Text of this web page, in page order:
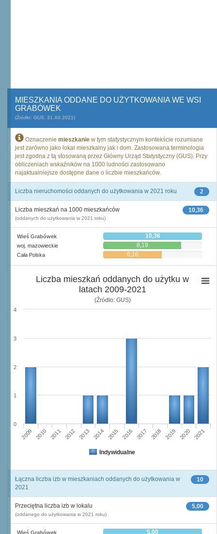
MIESZKANIA ODDANE DO UŻYTKOWANIA WE WSI
GRABÓWEK
(Źródło: GUS, 31.XII.2021)
Oznaczenie mieszkanie w tym statystycznym kontekście rozumiane
jest zarówno jako lokal mieszkalny jak i dom. Zastosowana terminologia
jest zgodna z tą stosowaną przez Główny Urząd Statystyczny (GUS). Przy
obliczeniach wskaźników na 1000 ludności zastosowano
najaktualniejsze dostępne dane o liczbie mieszkańców.
2
Liczba nieruchomości oddanych do użytkowania w 2021 roku
10,36
Liczba mieszkań na 1000 mieszkańców
(oddanych do użytkowania w 2021 roku)
Wieś Grabówek 10,36
woj. mazowieckie 8,19
Cała Polska 6,16
Liczba mieszkań oddanych do użytku w
latach 2009-2021
(Źródło: GUS)
Indywidualne
2009 2010 2011 2012 2013 2014 2015 2016 2017 2018 2019 2020 2021
0
1
2
3
4
10
Łączna liczba izb w mieszkaniach oddanych do użytkowania w
2021
5,00
Przeciętna liczba izb w lokalu
(oddanego do użytkowania w 2021 roku)
Wieś Grabówek 5,00